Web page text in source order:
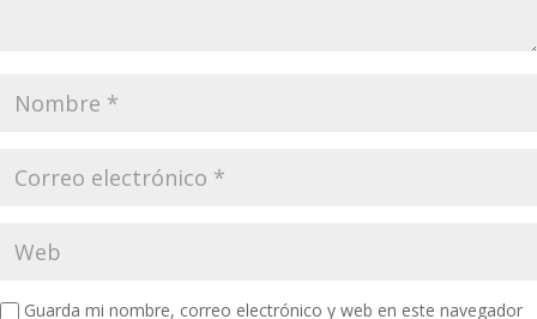
Guarda mi nombre, correo electrónico y web en este navegador